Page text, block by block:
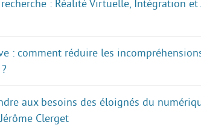
: Réalité Virtuelle, Intégration
: comment réduire les
aux besoins des éloignés du
Clerget